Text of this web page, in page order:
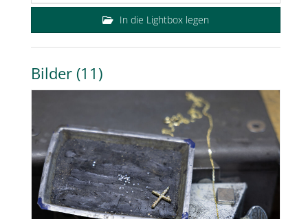
In die Lightbox legen
Bilder (11)